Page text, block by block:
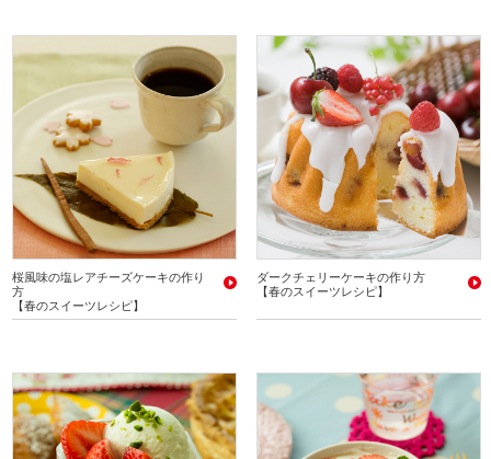
桜風味の塩レアチーズケーキの作り
方
【春のスイーツレシピ】
ダークチェリーケーキの作り方
【春のスイーツレシピ】